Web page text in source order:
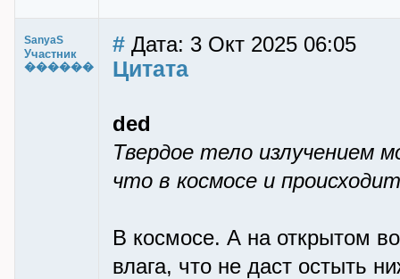
SanyaS
Участник
������
# Дата: 3 Окт 2025 06:05
Цитата
ded
Твердое тело излучением
что в космосе и
В космосе. А на открытом
влага, что не даст остыть